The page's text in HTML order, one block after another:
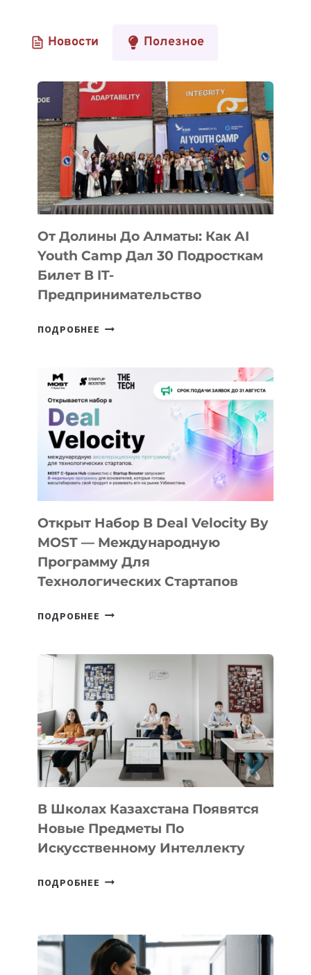
Новости Полезное
От Долины До Алматы: Как AI
Youth Camp Дал 30 Подросткам
Билет В IT-
Предпринимательство
ПОДРОБНЕЕ ОТ
АЛМАТЫ:
AI
YOUTH
CAMP
ДАЛ
30
ПОДРОСТКАМ
БИЛЕТ
ПРЕДПРИНИМАТЕЛЬСТВО
Открыт Набор В Deal Velocity By
MOST — Международную
Программу Для
Технологических Стартапов
ПОДРОБНЕЕ ОТКРЫТ
DEAL
VELOCITY
BY
MOST
—
МЕЖДУНАРОДНУЮ
ПРОГРАММУ
ДЛЯ
ТЕХНОЛОГИЧЕСКИХ
В Школах Казахстана Появятся
Новые Предметы По
Искусственному Интеллекту
ПОДРОБНЕЕ В
НОВЫЕ
ПРЕДМЕТЫ